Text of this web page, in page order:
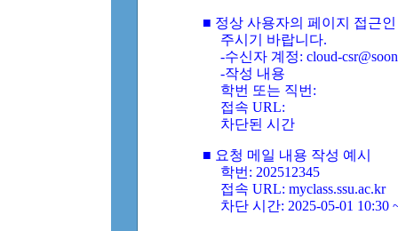
■ 정상 사용자의 페이지 접근
주시기 바랍니다.
-수신자 계정: cloud-
-작성 내용
학번 또는 직번:
접속 URL:
차단된 시간
■ 요청 메일 내용 작성 예시
학번: 202512345
접속 URL: myclass.ssu.ac.kr
차단 시간: 2025-05-01 10:30